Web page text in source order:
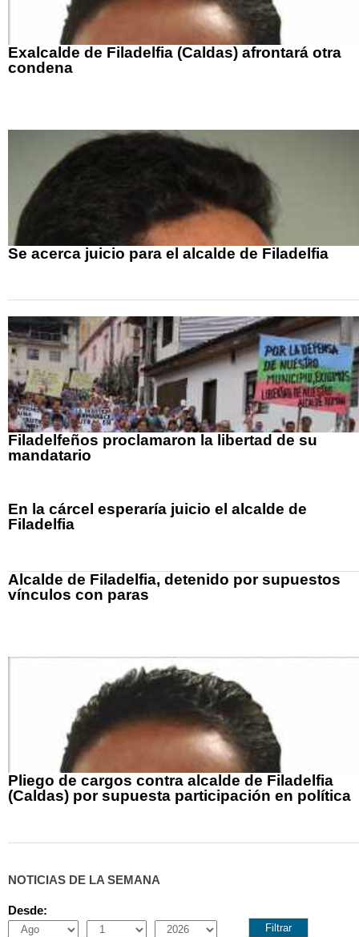
Exalcalde de Filadelfia (Caldas) afrontará otra
condena
Se acerca juicio para el alcalde de Filadelfia
Filadelfeños proclamaron la libertad de su
mandatario
En la cárcel esperaría juicio el alcalde de
Filadelfia
Alcalde de Filadelfia, detenido por supuestos
vínculos con paras
Pliego de cargos contra alcalde de Filadelfia
(Caldas) por supuesta participación en política
NOTICIAS DE LA SEMANA
Desde:
Month
Day Year